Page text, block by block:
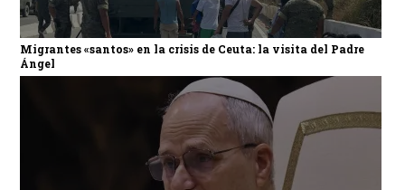
Migrantes «santos» en la crisis de Ceuta: la visita del Padre
Ángel